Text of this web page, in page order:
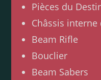
Pièces du
Châssis
Beam Rifle
Bouclier
Beam Sabers